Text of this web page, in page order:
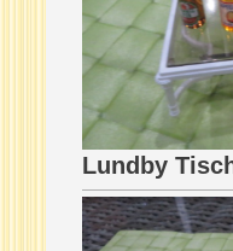
Lundby